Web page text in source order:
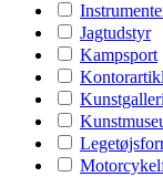
Jagtudstyr
Kampsport
Kunstgalleri